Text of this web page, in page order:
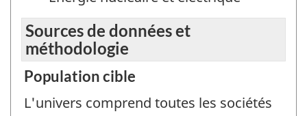
Sources de données et
méthodologie
Population cible
L'univers comprend toutes les sociétés